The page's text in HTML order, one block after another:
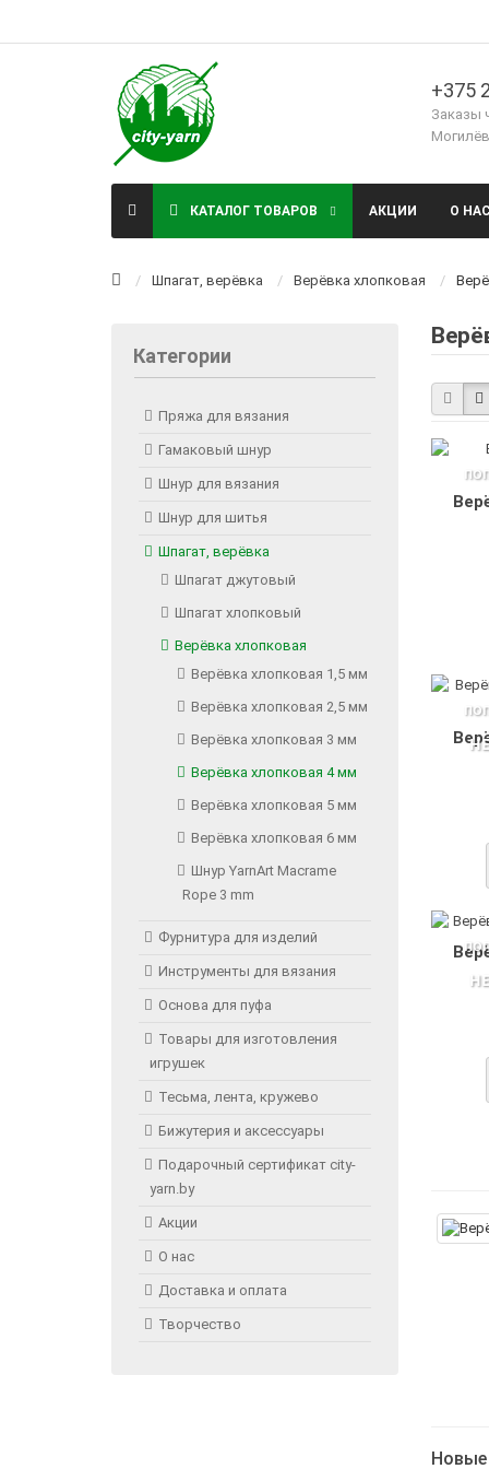
+375
Заказы
КАТАЛОГ ТОВАРОВ АКЦИИ О НАС
Шпагат, верёвка Верёвка хлопковая
Категории
Пряжа для вязания
Гамаковый шнур
Шнур для вязания
Шнур для шитья
Шпагат, верёвка
Шпагат джутовый
Шпагат хлопковый
Верёвка хлопковая
Верёвка хлопковая 1,5 мм
Верёвка хлопковая 2,5 мм
Верёвка хлопковая 3 мм
Верёвка хлопковая 4 мм
Верёвка хлопковая 5 мм
Верёвка хлопковая 6 мм
Шнур YarnArt Macrame
Rope 3 mm
Фурнитура для изделий
Инструменты для вязания
Основа для пуфа
Товары для изготовления
игрушек
Тесьма, лента, кружево
Бижутерия и аксессуары
Подарочный сертификат city-
yarn.by
Акции
О нас
Доставка и оплата
Творчество